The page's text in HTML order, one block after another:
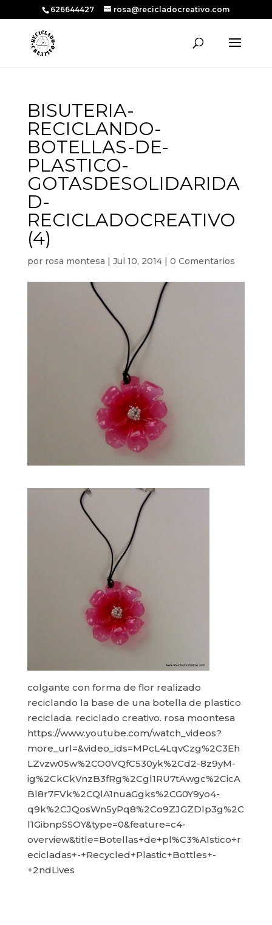
626644427 rosa@recicladocreativo.com
BISUTERIA-
RECICLANDO-
BOTELLAS-DE-
PLASTICO-
GOTASDESOLIDARIDA
D-
RECICLADOCREATIVO
(4)
por rosa montesa | Jul 10, 2014| 0 Comentarios
colgante con forma de flor realizado
reciclando la base de una botella de plastico
reciclada. reciclado creativo. rosa moontesa
https://www.youtube.com/watch_videos?
more_url=&video_ids=MPcL4LqvCzg%2C3Eh
LZvzw05w%2CO0VQfC530yk%2Cd2-8z9yM-
ig%2CkCkVnzB3fRg%2Cgl1RU7tAwgc%2CicA
Bl8r7FVk%2CQlA1nuaGgks%2CG0Y9yo4-
q9k%2CJQosWn5yPq8%2Co9ZJGZDIp3g%2C
l1GibnpSSOY&type=0&feature=c4-
overview&title=Botellas+de+pl%C3%A1stico+r
ecicladas+-+Recycled+Plastic+Bottles+-
+2ndLives